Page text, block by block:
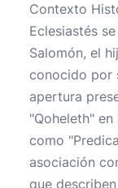
Contexto
Eclesiastés
Salomón, el
conocido por
apertura
"Qoheleth"
como
asociación
que